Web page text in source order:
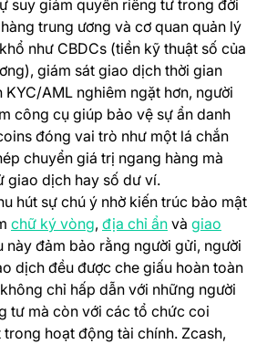
suy giảm quyền riêng tư trong đời
trung ương và cơ quan quản lý
như CBDCs (tiền kỹ thuật số của
giám sát giao dịch thời gian
AML nghiêm ngặt hơn, người
công cụ giúp bảo vệ sự ẩn danh
đóng vai trò như một lá chắn
chuyển giá trị ngang hàng mà
giao dịch hay số dư ví.
hút sự chú ý nhờ kiến trúc bảo mật
chữ ký vòng(opens in a new tab)
, địa chỉ ẩn(opens in a
và giao
in a new tab)
này đảm bảo rằng người gửi, người
dịch đều được che giấu hoàn toàn
chỉ hấp dẫn với những người
tư mà còn với các tổ chức coi
hoạt động tài chính. Zcash,